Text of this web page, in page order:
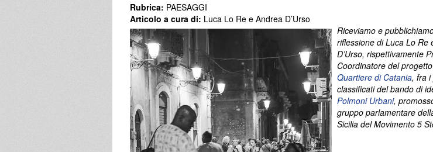
Rubrica: PAESAGGI
Articolo a cura di: Luca Lo Re e Andrea D’Urso
Riceviamo e
riflessione di Luca Lo Re
D’Urso, rispettivamente
Coordinatore del progetto
Quartiere di Catania, fra i
classificati del bando di
Polmoni Urbani,
gruppo parlamentare
Sicilia del Movimento 5